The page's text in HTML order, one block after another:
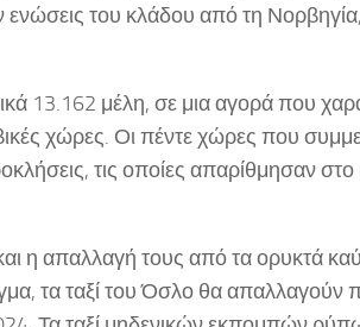
ενώσεις του κλάδου από τη
13.162 μέλη, σε μια αγορά που
χώρες. Οι πέντε χώρες που
τις οποίες απαρίθμησαν στο
η απαλλαγή τους από τα ορυκτά
τα ταξί του Όσλο θα